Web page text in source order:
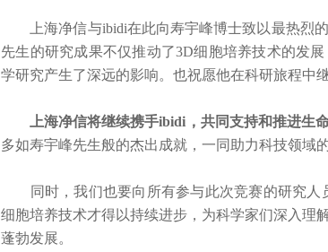
上海净信与ibidi在此向寿宇峰博士致以最热烈
先生的研究成果不仅推动了3D细胞培养技术的发
学研究产生了深远的影响。也祝愿他在科研旅程中
上海净信将继续携手ibidi，共同支持和推进生
多如寿宇峰先生般的杰出成就，一同助力科技领域
同时，我们也要向所有参与此次竞赛的研究人
细胞培养技术才得以持续进步，为科学家们深入理
蓬勃发展。